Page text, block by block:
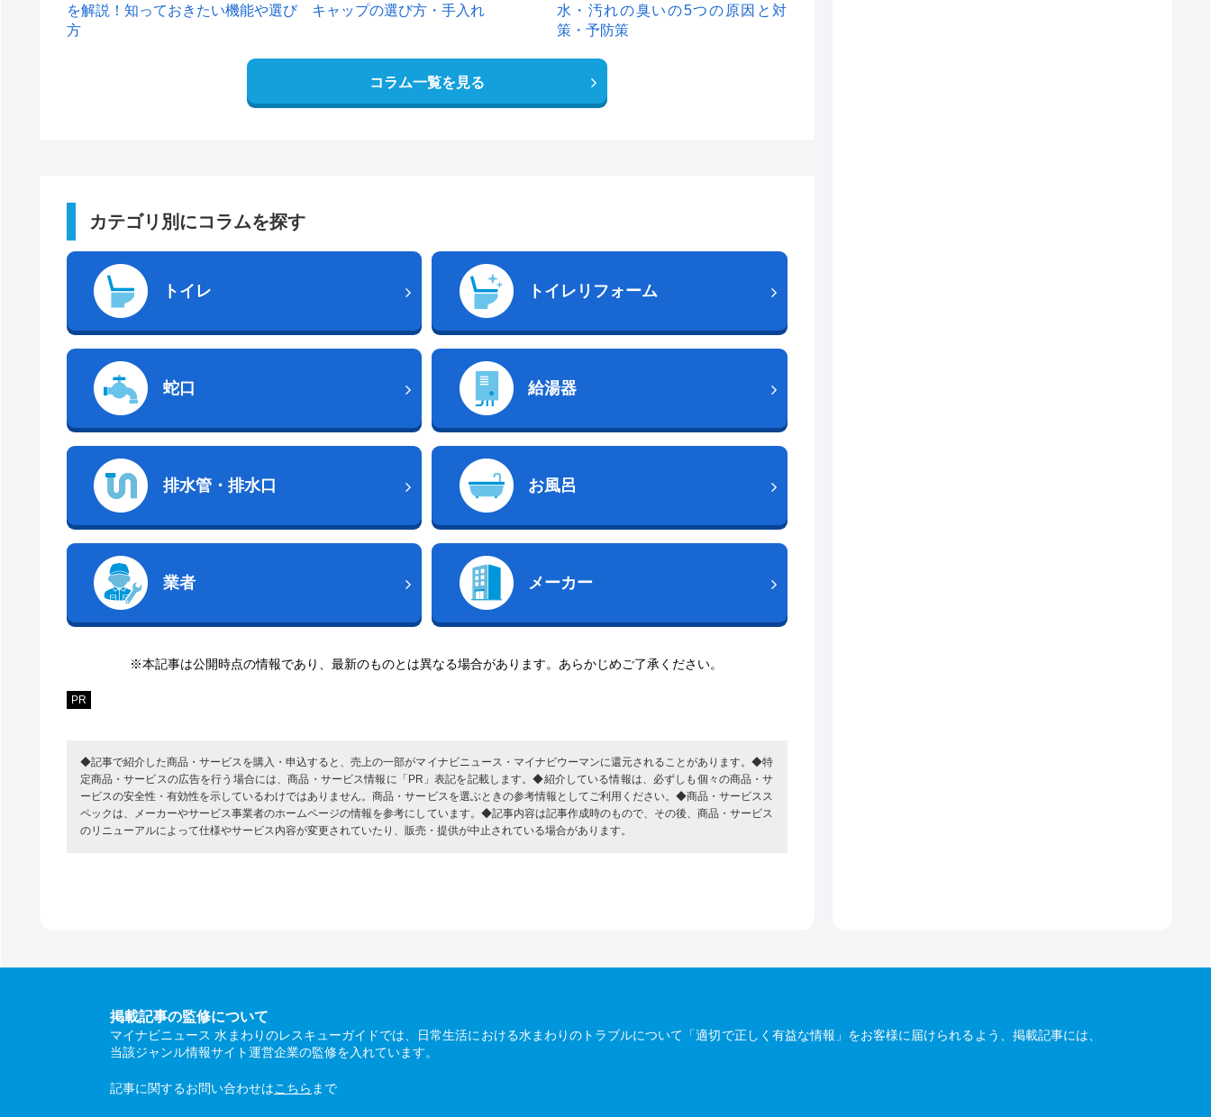
を解説！知っておきたい機能や選び
方
キャップの選び方・手入れ
水・汚れの臭いの5つの原因と対
策・予防策
コラム一覧を見る
カテゴリ別にコラムを探す
トイレ トイレリフォーム
蛇口 給湯器
排水管・排水口 お風呂
業者 メーカー
※本記事は公開時点の情報であり、最新のものとは異なる場合があります。あらかじめご了承ください。
PR
◆記事で紹介した商品・サービスを購入・申込すると、売上の一部がマイナビニュース・マイナビウーマンに還元されることがあります。◆特
定商品・サービスの広告を行う場合には、商品・サービス情報に「PR」表記を記載します。◆紹介している情報は、必ずしも個々の商品・サ
ービスの安全性・有効性を示しているわけではありません。商品・サービスを選ぶときの参考情報としてご利用ください。◆商品・サービスス
ペックは、メーカーやサービス事業者のホームページの情報を参考にしています。◆記事内容は記事作成時のもので、その後、商品・サービス
のリニューアルによって仕様やサービス内容が変更されていたり、販売・提供が中止されている場合があります。
掲載記事の監修について
マイナビニュース 水まわりのレスキューガイドでは、日常生活における水まわりのトラブルについて「適切で正しく有益な情報」をお客様に届けられるよう、掲載記事には、
当該ジャンル情報サイト運営企業の監修を入れています。
記事に関するお問い合わせはこちら まで